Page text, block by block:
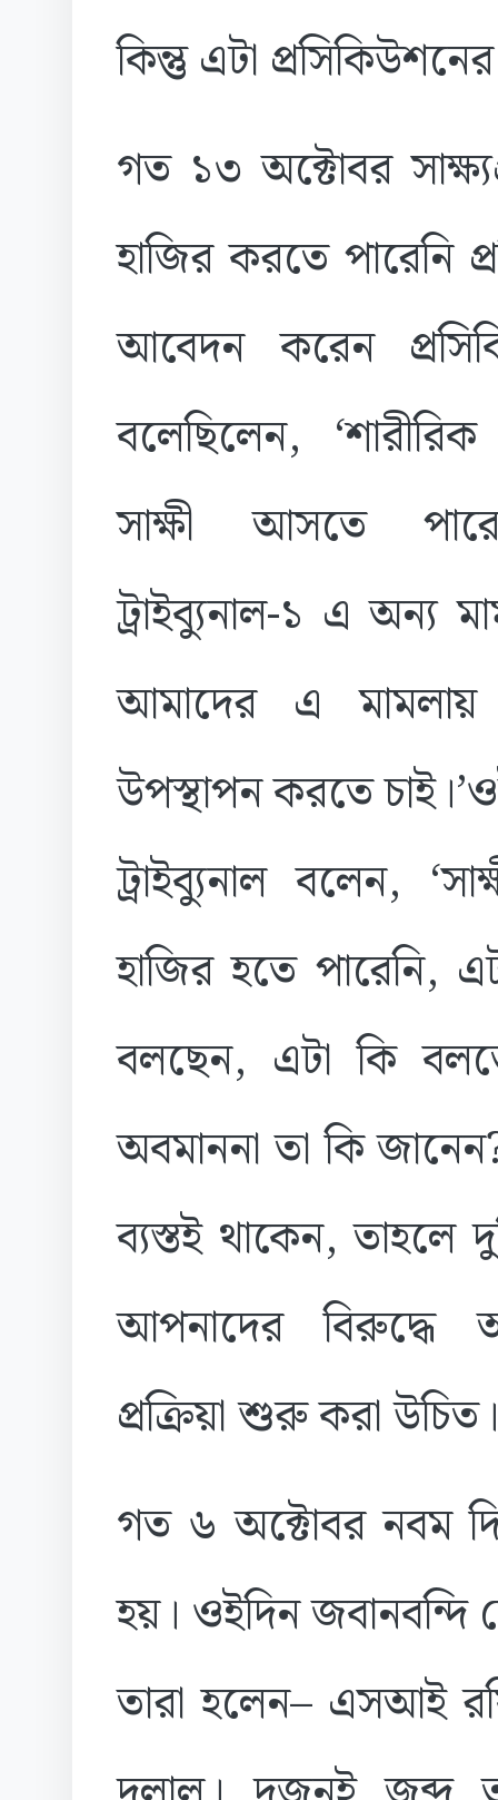
কিন্তু এটা
গত ১৩ অক্টোবর
হাজির করতে পারেনি
আবেদন করেন
বলেছিলেন,
সাক্ষী আসতে
ট্রাইব্যুনাল-১ এ অন্য
আমাদের এ
উপস্থাপন করতে
ট্রাইব্যুনাল বলেন,
হাজির হতে পারেনি,
বলছেন, এটা কি
অবমাননা তা কি
ব্যস্তই থাকেন, তাহলে
আপনাদের বিরুদ্ধে
প্রক্রিয়া শুরু করা
গত ৬ অক্টোবর নবম
হয়। ওইদিন
তারা হলেন– এসআই